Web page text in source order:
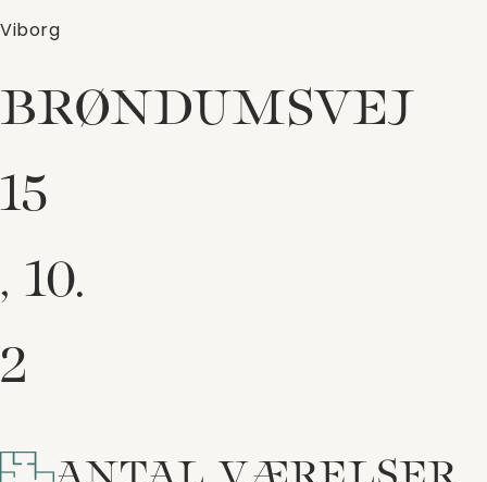
Viborg
BRØNDUMSVEJ
15
, 10.
2